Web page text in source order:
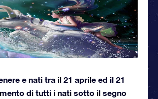
e nati tra il 21 aprile ed il 21
di tutti i nati sotto il segno